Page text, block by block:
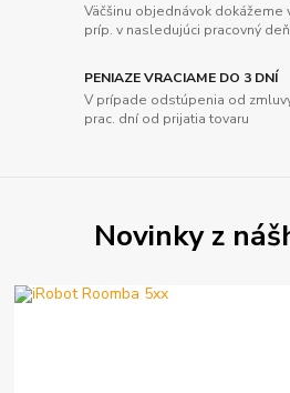
Väčšinu objednávok
príp. v nasledujúci pracovný deň
PENIAZE VRACIAME DO 3 DNÍ
V prípade odstúpenia od
prac. dní od prijatia tovaru
Novinky z